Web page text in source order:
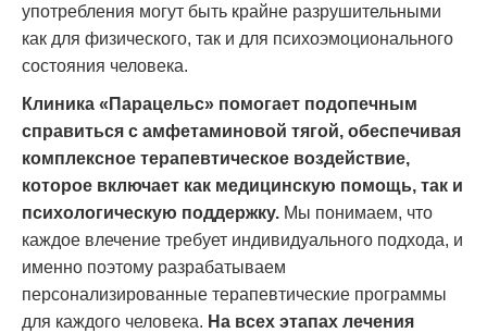
употребления могут быть крайне разрушительными
как для физического, так и для психоэмоционального
состояния человека.
Клиника «Парацельс» помогает подопечным
справиться с амфетаминовой тягой, обеспечивая
комплексное терапевтическое воздействие,
которое включает как медицинскую помощь, так и
психологическую поддержку. Мы понимаем, что
каждое влечение требует индивидуального подхода, и
именно поэтому разрабатываем
персонализированные терапевтические программы
для каждого человека. На всех этапах лечения